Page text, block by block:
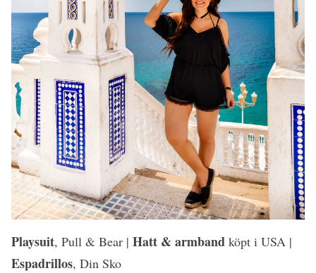
Playsuit, Pull & Bear | Hatt & armband köpt i USA |
Espadrillos, Din Sko